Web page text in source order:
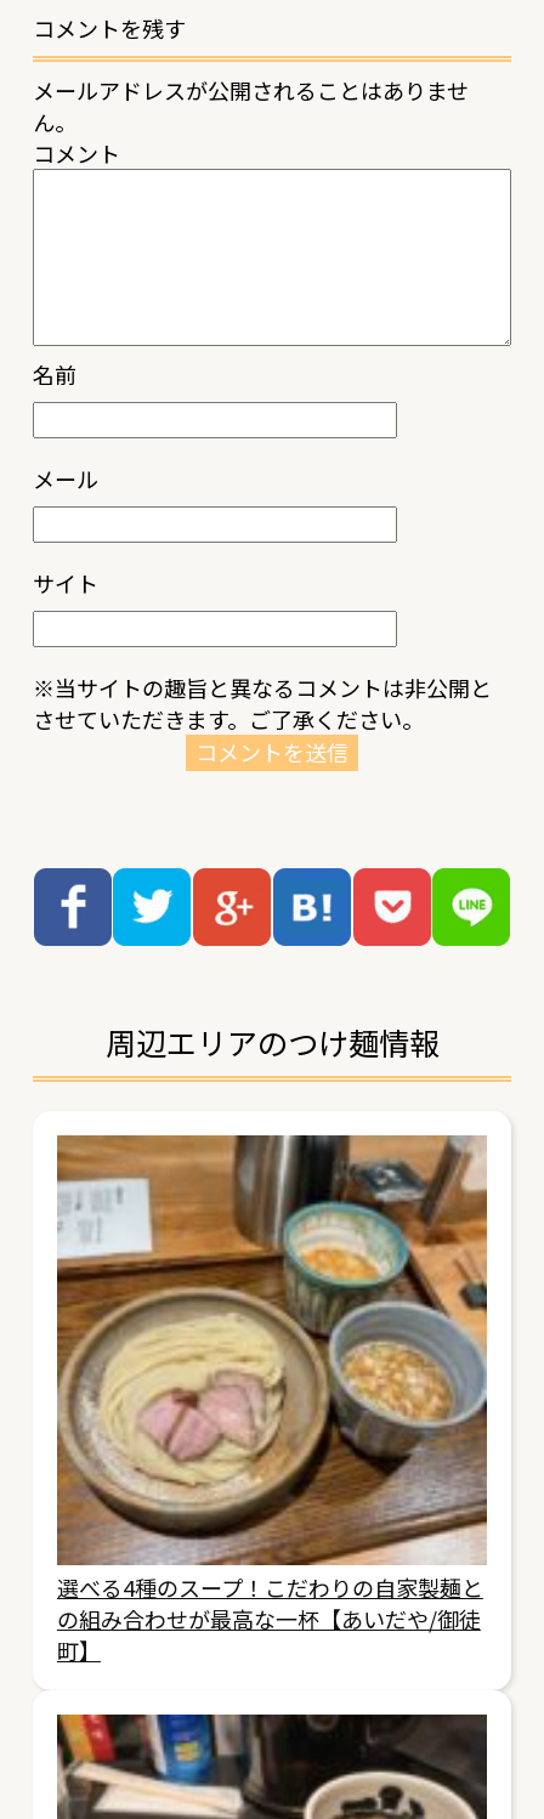
コメントを残す
メールアドレスが公開されることはありませ
ん。
コメント
名前
メール
サイト
※当サイトの趣旨と異なるコメントは非公開と
させていただきます。ご了承ください。
周辺エリアのつけ麺情報
選べる4種のスープ！こだわりの自家製麺と
の組み合わせが最高な一杯【あいだや/御徒
町】